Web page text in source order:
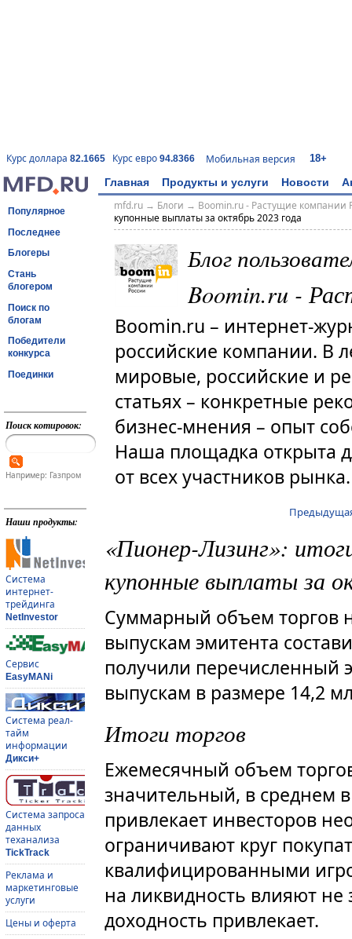
Курс доллара 82.1665 Курс евро 94.8366 Мобильная версия 18+
Главная Продукты и услуги Новости
Популярное
Последнее
Блогеры
Стань
блогером
Поиск по
блогам
Победители
конкурса
Поединки
Поиск котировок:
Например: Газпром
Наши продукты:
Система
интернет-
трейдинга
NetInvestor
Сервис
EasyMANi
Система реал-
тайм
информации
Дикси+
Система запроса
данных
теханализа
TickTrack
Реклама и
маркетинговые
услуги
Цены и оферта
mfd.ru→ Блоги → Boomin.ru - Растущие компании
купонные выплаты за октябрь 2023 года
Блог
Boomin.ru -
Boomin.ru – интернет-
российские компании. В
мировые, российские и
статьях – конкретные
бизнес-мнения – опыт
Наша площадка открыта
от всех участников рынка.
«Пионер-Лизинг»:
купонные выплаты за
Суммарный объем торгов
выпускам эмитента
получили перечисленный
выпускам в размере 14,2
Итоги торгов
Ежемесячный объем
значительный, в среднем
привлекает инвесторов
ограничивают круг
квалифицированными
на ликвидность влияют
доходность привлекает.